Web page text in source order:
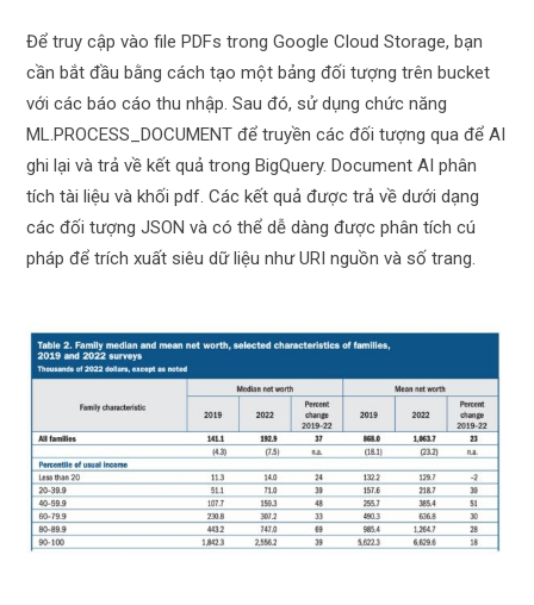
Để truy cập vào file PDFs trong Google Cloud Storage, bạn
cần bắt đầu bằng cách tạo một bảng đối tượng trên bucket
với các báo cáo thu nhập. Sau đó, sử dụng chức năng
ML.PROCESS_DOCUMENT để truyền các đối tượng qua để AI
ghi lại và trả về kết quả trong BigQuery. Document AI phân
tích tài liệu và khối pdf. Các kết quả được trả về dưới dạng
các đối tượng JSON và có thể dễ dàng được phân tích cú
pháp để trích xuất siêu dữ liệu như URI nguồn và số trang.